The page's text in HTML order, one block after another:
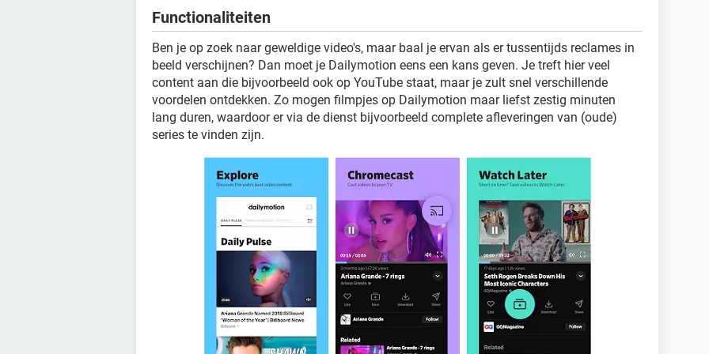
Functionaliteiten
Ben je op zoek naar geweldige video's, maar baal je ervan als er tussentijds reclames in
beeld verschijnen? Dan moet je Dailymotion eens een kans geven. Je treft hier veel
content aan die bijvoorbeeld ook op YouTube staat, maar je zult snel verschillende
voordelen ontdekken. Zo mogen filmpjes op Dailymotion maar liefst zestig minuten
lang duren, waardoor er via de dienst bijvoorbeeld complete afleveringen van (oude)
series te vinden zijn.